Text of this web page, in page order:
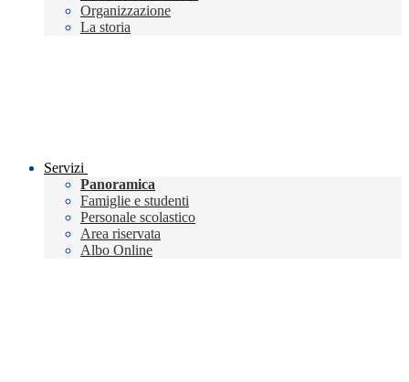
Organizzazione
La storia
Servizi
Panoramica
Famiglie e studenti
Personale scolastico
Area riservata
Albo Online